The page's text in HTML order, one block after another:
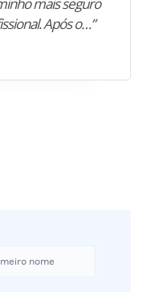
mais seguro
Após o…”